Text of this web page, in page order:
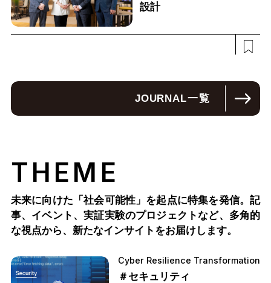
設計
JOURNAL一覧
THEME
未来に向けた「社会可能性」を起点に特集を発信。記
事、イベント、実証実験のプロジェクトなど、多角的
な視点から、新たなインサイトをお届けします。
Cyber Resilience Transformation
＃セキュリティ